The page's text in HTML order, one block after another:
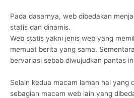
Pada dasarnya, web dibedakan
statis dan dinamis.
Web statis yakni jenis web yang
memuat berita yang sama.
bervariasi sebab diwujudkan pantas
Selain kedua macam laman hal yang
sebagian macam web lain yang